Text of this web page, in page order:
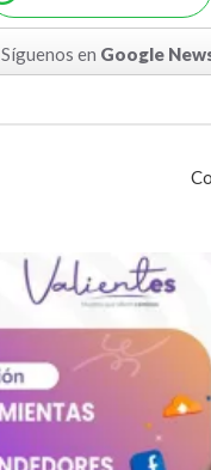
Síguenos en Google